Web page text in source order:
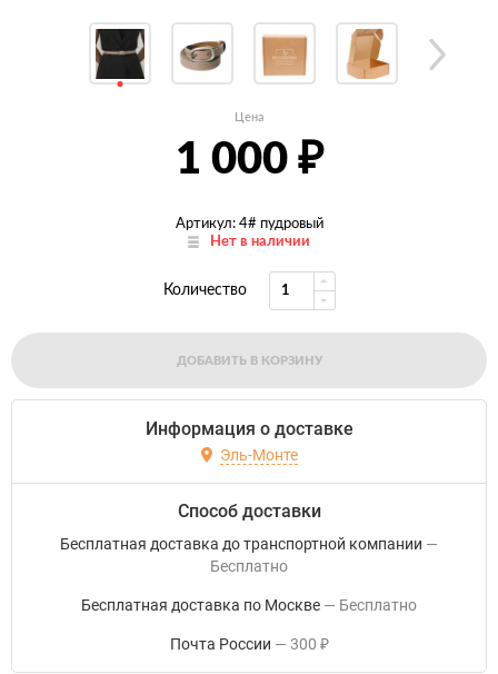
Цена
1 000 ₽
Артикул: 4# пудровый
Нет в наличии
Количество
ДОБАВИТЬ В КОРЗИНУ
Информация о доставке
Эль-Монте
Способ доставки
Бесплатная доставка до транспортной компании
Бесплатно
Бесплатная доставка по Москве Бесплатно
Почта России 300 ₽